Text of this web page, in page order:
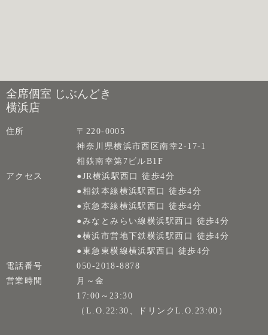
全席個室 じぶんどき
横浜店
住所
〒220-0005
神奈川県横浜市西区南幸2-17-1
相鉄南幸第7ビルB1F
アクセス
●JR横浜駅西口 徒歩4分
●相鉄本線横浜駅西口 徒歩4分
●京急本線横浜駅西口 徒歩4分
●みなとみらい線横浜駅西口 徒歩4分
●横浜市営地下鉄横浜駅西口 徒歩4分
●東急東横線横浜駅西口 徒歩4分
電話番号
050-2018-8878
営業時間
月～金
17:00～23:30
（L.O.22:30、ドリンクL.O.23:00）